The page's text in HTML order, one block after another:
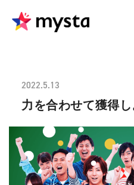
2022.5.13
力を合わせて獲得し